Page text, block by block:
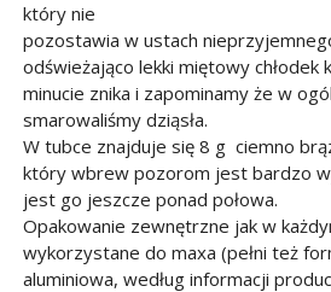
który nie
pozostawia w ustach
odświeżająco lekki miętowy
minucie znika i zapominamy że w
smarowaliśmy dziąsła.
W tubce znajduje się 8 g ciemno
który wbrew pozorom jest bardzo
jest go jeszcze ponad połowa.
Opakowanie zewnętrzne jak w
wykorzystane do maxa (pełni też
aluminiowa, według informacji